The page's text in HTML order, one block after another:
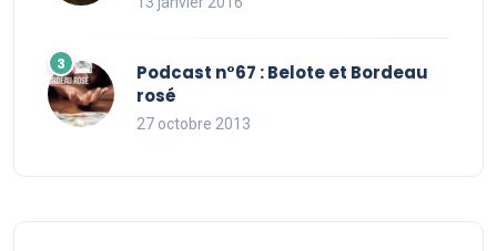
Podcast n°67 : Belote et Bordeau
rosé
27 octobre 2013